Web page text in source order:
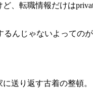
、転職情報だけは
んじゃないよっての
送り返す古着の整頓。